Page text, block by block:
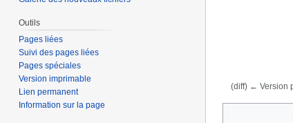
(diff) ← Version
Outils
Pages liées
Suivi des pages liées
Pages spéciales
Version imprimable
Lien permanent
Information sur la page